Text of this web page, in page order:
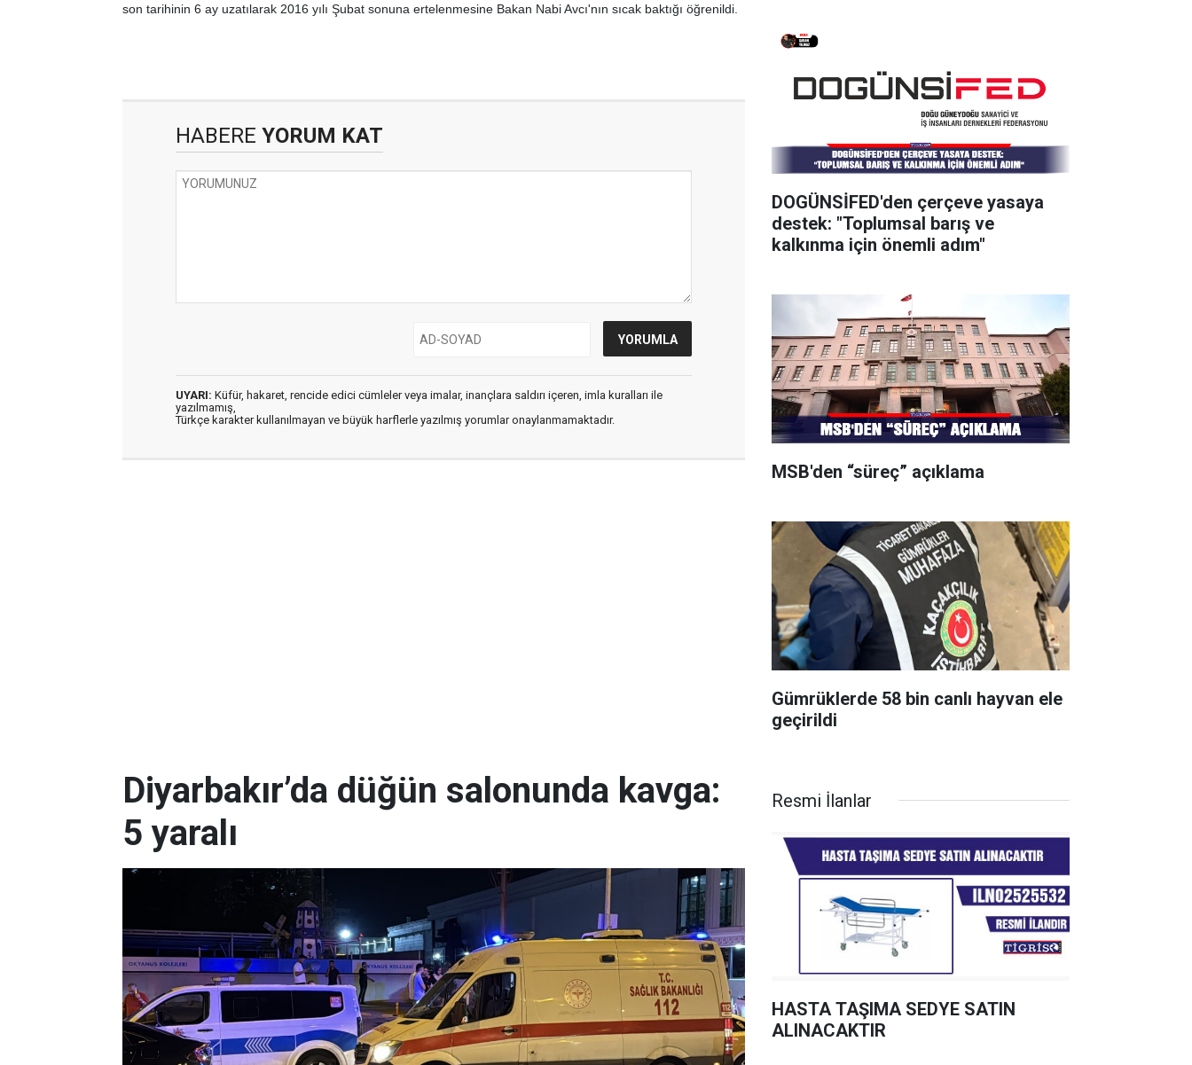
son tarihinin 6 ay uzatılarak 2016 yılı Şubat sonuna ertelenmesine Bakan Nabi Avcı'nın sıcak baktığı öğrenildi.
HABERE YORUM KAT
UYARI: Küfür, hakaret, rencide edici cümleler veya imalar, inançlara saldırı içeren, imla kuralları ile
yazılmamış,
Türkçe karakter kullanılmayan ve büyük harflerle yazılmış yorumlar onaylanmamaktadır.
DOGÜNSİFED'den çerçeve yasaya
destek: "Toplumsal barış ve
kalkınma için önemli adım"
MSB'den “süreç” açıklama
Gümrüklerde 58 bin canlı hayvan ele
geçirildi
Diyarbakır’da düğün salonunda kavga:
5 yaralı
Resmi İlanlar
HASTA TAŞIMA SEDYE SATIN
ALINACAKTIR